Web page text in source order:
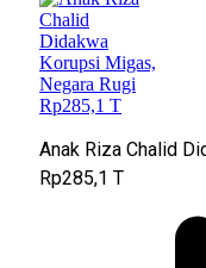
Anak Riza Chalid
Rp285,1 T